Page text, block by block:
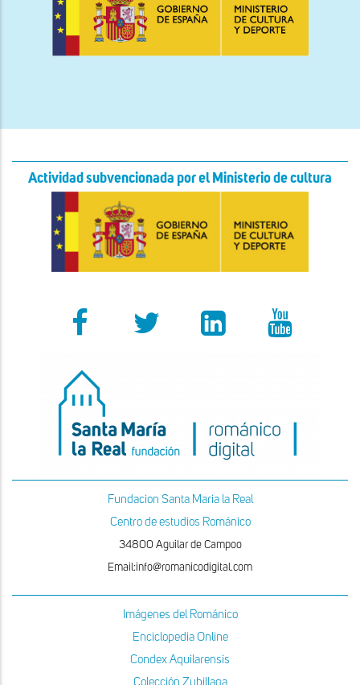
Actividad subvencionada por el Ministerio de cultura
Fundacion Santa Maria la Real
Centro de estudios Románico
34800 Aguilar de Campoo
Email:info@romanicodigital.com
Imágenes del Románico
Enciclopedia Online
Condex Aquilarensis
Colección Zubillaga